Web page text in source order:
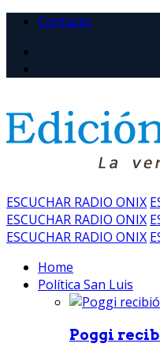
Contacto
ESCUCHAR RADIO ONIX
ESCUCHAR RADIO ONIX
ESCUCHAR RADIO ONIX
Home
Política San Luis
Poggi